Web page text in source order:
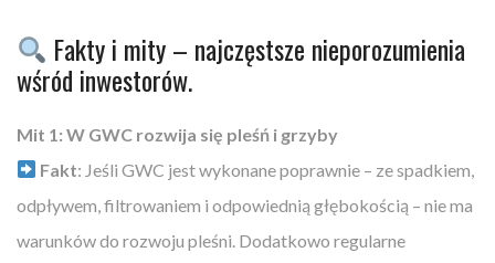
Fakty i mity – najczęstsze nieporozumienia
wśród inwestorów.
Mit 1: W GWC rozwija się pleśń i grzyby
Fakt: Jeśli GWC jest wykonane poprawnie – ze spadkiem,
odpływem, filtrowaniem i odpowiednią głębokością – nie ma
warunków do rozwoju pleśni. Dodatkowo regularne